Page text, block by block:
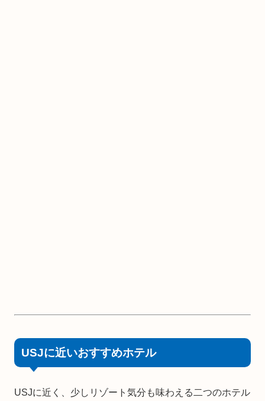
USJに近いおすすめホテル
USJに近く、少しリゾート気分も味わえる二つのホテル